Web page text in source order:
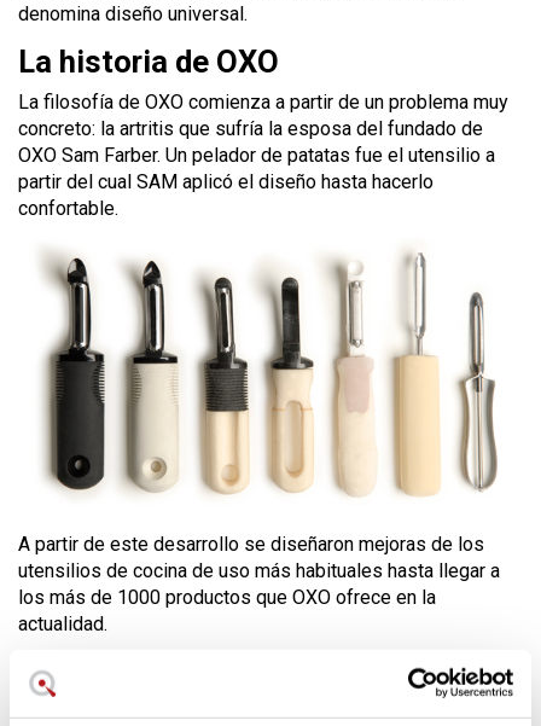
denomina diseño universal.
La historia de OXO
La filosofía de OXO comienza a partir de un problema muy
concreto: la artritis que sufría la esposa del fundado de
OXO Sam Farber. Un pelador de patatas fue el utensilio a
partir del cual SAM aplicó el diseño hasta hacerlo
confortable.
A partir de este desarrollo se diseñaron mejoras de los
utensilios de cocina de uso más habituales hasta llegar a
los más de 1000 productos que OXO ofrece en la
actualidad.
Comprar OXO Online